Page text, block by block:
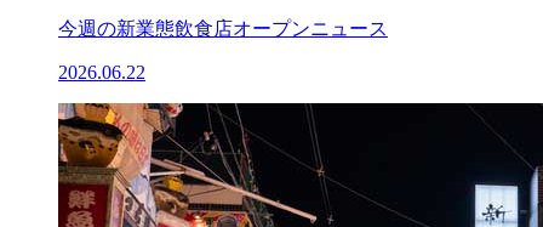
今週の新業態飲食店オープンニュース
2026.06.22